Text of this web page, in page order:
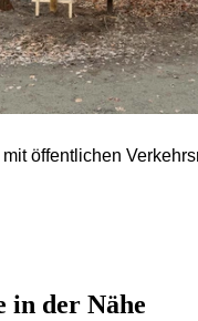
öffentlichen
in der Nähe